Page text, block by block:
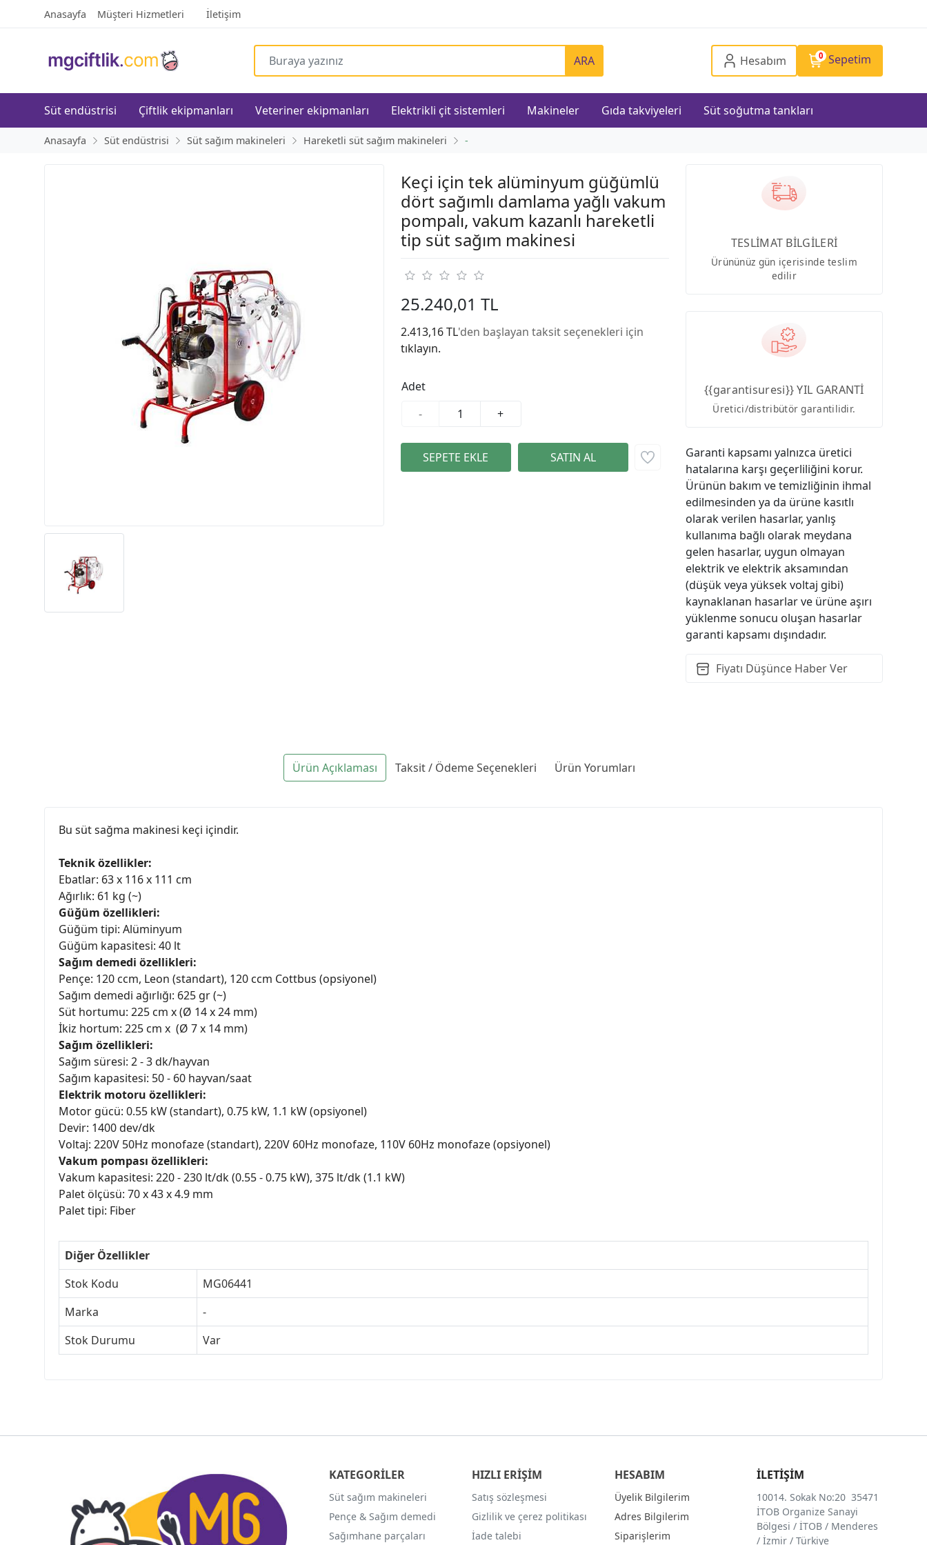
Anasayfa Müşteri Hizmetleri İletişim
ARA Hesabım 0 Sepetim
Süt endüstrisi Çiftlik ekipmanları Veteriner ekipmanları Elektrikli çit sistemleri Makineler Gıda takviyeleri Süt soğutma tankları
Anasayfa Süt endüstrisi Süt sağım makineleri Hareketli süt sağım makineleri -
Keçi için tek alüminyum güğümlü
dört sağımlı damlama yağlı vakum
pompalı, vakum kazanlı hareketli
tip süt sağım makinesi
25.240,01 TL
2.413,16 TL'den başlayan taksit seçenekleri için
tıklayın.
Adet
-
+
TESLİMAT BİLGİLERİ
Ürününüz gün içerisinde teslim
edilir
{{garantisuresi}} YIL GARANTİ
Üretici/distribütör garantilidir.
Garanti kapsamı yalnızca üretici
hatalarına karşı geçerliliğini korur.
Ürünün bakım ve temizliğinin ihmal
edilmesinden ya da ürüne kasıtlı
olarak verilen hasarlar, yanlış
kullanıma bağlı olarak meydana
gelen hasarlar, uygun olmayan
elektrik ve elektrik aksamından
(düşük veya yüksek voltaj gibi)
kaynaklanan hasarlar ve ürüne aşırı
yüklenme sonucu oluşan hasarlar
garanti kapsamı dışındadır.
Fiyatı Düşünce Haber Ver
Ürün Açıklaması Taksit / Ödeme Seçenekleri Ürün Yorumları
Bu süt sağma makinesi keçi içindir.
Teknik özellikler:
Ebatlar: 63 x 116 x 111 cm
Ağırlık: 61 kg (~)
Güğüm özellikleri:
Güğüm tipi: Alüminyum
Güğüm kapasitesi: 40 lt
Sağım demedi özellikleri:
Pençe: 120 ccm, Leon (standart), 120 ccm Cottbus (opsiyonel)
Sağım demedi ağırlığı: 625 gr (~)
Süt hortumu: 225 cm x (Ø 14 x 24 mm)
İkiz hortum: 225 cm x (Ø 7 x 14 mm)
Sağım özellikleri:
Sağım süresi: 2 - 3 dk/hayvan
Sağım kapasitesi: 50 - 60 hayvan/saat
Elektrik motoru özellikleri:
Motor gücü: 0.55 kW (standart), 0.75 kW, 1.1 kW (opsiyonel)
Devir: 1400 dev/dk
Voltaj: 220V 50Hz monofaze (standart), 220V 60Hz monofaze, 110V 60Hz monofaze (opsiyonel)
Vakum pompası özellikleri:
Vakum kapasitesi: 220 - 230 lt/dk (0.55 - 0.75 kW), 375 lt/dk (1.1 kW)
Palet ölçüsü: 70 x 43 x 4.9 mm
Palet tipi: Fiber
Diğer Özellikler
Stok Kodu
MG06441
Marka
-
Stok Durumu
Var
KATEGORİLER
Süt sağım makineleri
Pençe & Sağım demedi
Sağımhane parçaları
HIZLI ERİŞİM
Satış sözleşmesi
Gizlilik ve çerez politikası
İade talebi
HESABIM
Üyelik Bilgilerim
Adres Bilgilerim
Siparişlerim
İLETİŞİM
10014. Sokak No:20 35471
İTOB Organize Sanayi
Bölgesi / İTOB / Menderes
/ İzmir / Türkiye